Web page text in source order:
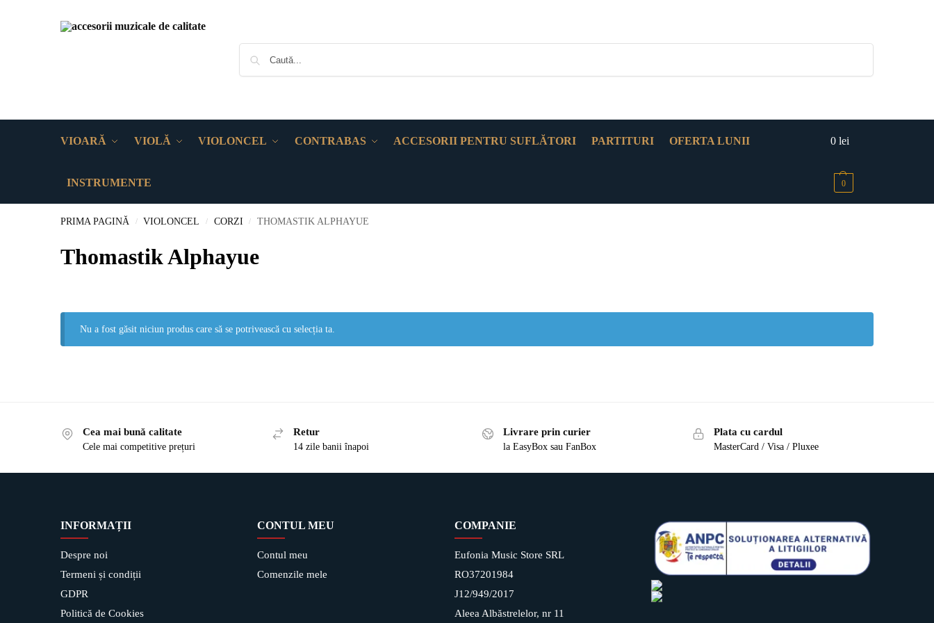
VIOARĂ VIOLĂ VIOLONCEL CONTRABAS ACCESORII PENTRU SUFLĂTORI PARTITURI OFERTA LUNII
INSTRUMENTE
0lei
0
PRIMA PAGINĂ / VIOLONCEL / CORZI / THOMASTIK ALPHAYUE
Thomastik Alphayue
Nu a fost găsit niciun produs care să se potrivească cu selecția ta.
Cea mai bună calitate
Cele mai competitive prețuri
Retur
14 zile banii înapoi
Livrare prin curier
la EasyBox sau FanBox
Plata cu cardul
MasterCard / Visa / Pluxee
INFORMAȚII
Despre noi
Termeni și condiții
GDPR
Politică de Cookies
CONTUL MEU
Contul meu
Comenzile mele
COMPANIE
Eufonia Music Store SRL
RO37201984
J12/949/2017
Aleea Albăstrelelor, nr 11